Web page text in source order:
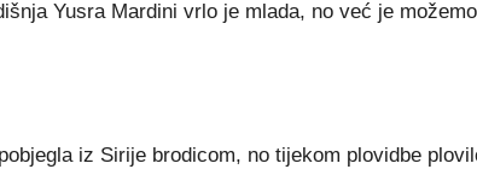
Yusra Mardini vrlo je mlada, no već je
iz Sirije brodicom, no tijekom plovidbe